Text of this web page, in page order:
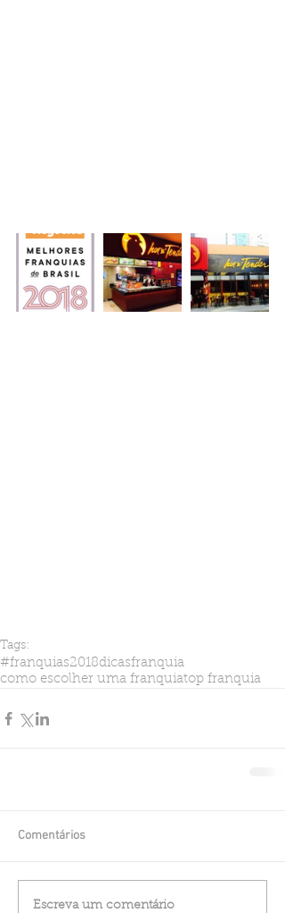
Tags:
#franquias2018dicasfranquia
como escolher uma franquiatop franquia
Comentários
Escreva um comentário